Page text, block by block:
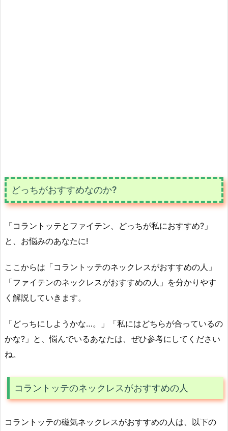
どっちがおすすめなのか?
「コラントッテとファイテン、どっちが私におすすめ?」
と、お悩みのあなたに!
ここからは「コラントッテのネックレスがおすすめの人」
「ファイテンのネックレスがおすすめの人」を分かりやす
く解説していきます。
「どっちにしようかな…。」「私にはどちらが合っているの
かな?」と、悩んでいるあなたは、ぜひ参考にしてください
ね。
コラントッテのネックレスがおすすめの人
コラントッテの磁気ネックレスがおすすめの人は、以下の